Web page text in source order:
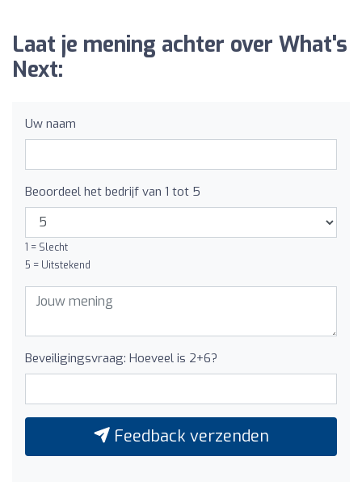
Laat je mening achter over What's
Next:
Uw naam
Beoordeel het bedrijf van 1 tot 5
1 = Slecht
5 = Uitstekend
Beveiligingsvraag: Hoeveel is 2+6?
Feedback verzenden